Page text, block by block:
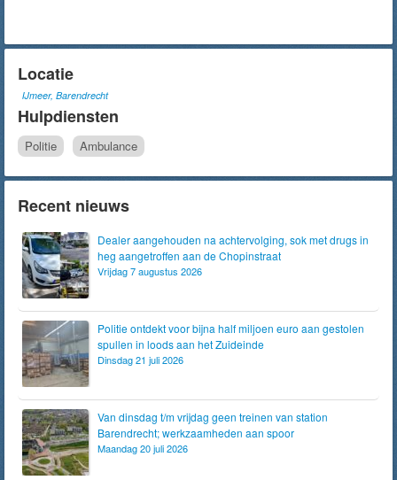
Locatie
IJmeer, Barendrecht
Hulpdiensten
Politie Ambulance
Recent nieuws
Dealer aangehouden na achtervolging, sok met drugs in
heg aangetroffen aan de Chopinstraat
Vrijdag 7 augustus 2026
Politie ontdekt voor bijna half miljoen euro aan gestolen
spullen in loods aan het Zuideinde
Dinsdag 21 juli 2026
Van dinsdag t/m vrijdag geen treinen van station
Barendrecht; werkzaamheden aan spoor
Maandag 20 juli 2026